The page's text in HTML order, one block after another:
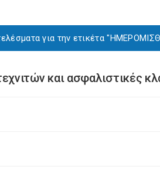
για την ετικέτα
και ασφαλιστικές